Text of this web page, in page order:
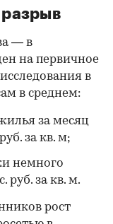
— в
на первичное
в
в среднем:
за месяц
за кв. м;
немного
руб. за кв. м.
рост